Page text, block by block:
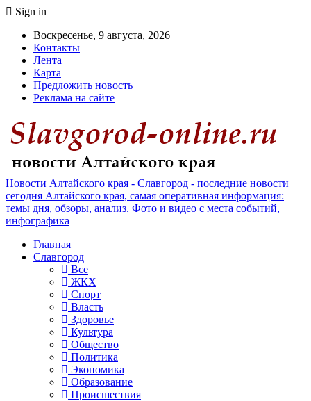
Sign in
Воскресенье, 9 августа, 2026
Контакты
Лента
Карта
Предложить новость
Реклама на сайте
Новости Алтайского края - Славгород - последние новости
сегодня Алтайского края, самая оперативная информация:
темы дня, обзоры, анализ. Фото и видео с места событий,
инфографика
Главная
Славгород
Все
ЖКХ
Спорт
Власть
Здоровье
Культура
Общество
Политика
Экономика
Образование
Происшествия